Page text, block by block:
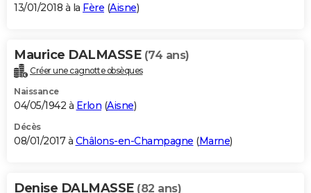
13/01/2018 à la Fère (Aisne)
Maurice DALMASSE (74 ans)
Créer une cagnotte obsèques
Naissance
04/05/1942 à Erlon (Aisne)
Décès
08/01/2017 à Châlons-en-Champagne (Marne)
Denise DALMASSE (82 ans)